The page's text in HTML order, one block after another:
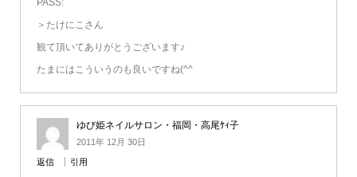
PASS:
＞たけにこさん
観て頂いてありがとうございます♪
たまにはこういうのも良いですね(^^ゞ
ゆび姫ネイルサロン・福岡・高尾ｹｨ子
2011年 12月 30日
返信 引用